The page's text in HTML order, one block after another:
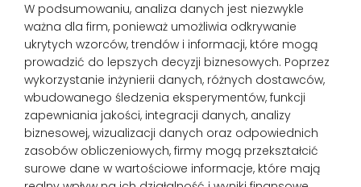
W podsumowaniu, analiza danych jest niezwykle
ważna dla firm, ponieważ umożliwia odkrywanie
ukrytych wzorców, trendów i informacji, które mogą
prowadzić do lepszych decyzji biznesowych. Poprzez
wykorzystanie inżynierii danych, różnych dostawców,
wbudowanego śledzenia eksperymentów, funkcji
zapewniania jakości, integracji danych, analizy
biznesowej, wizualizacji danych oraz odpowiednich
zasobów obliczeniowych, firmy mogą przekształcić
surowe dane w wartościowe informacje, które mają